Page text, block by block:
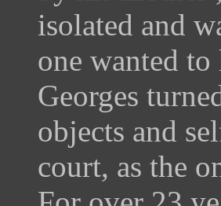
isolated and
one wanted
Georges
objects and
court, as the